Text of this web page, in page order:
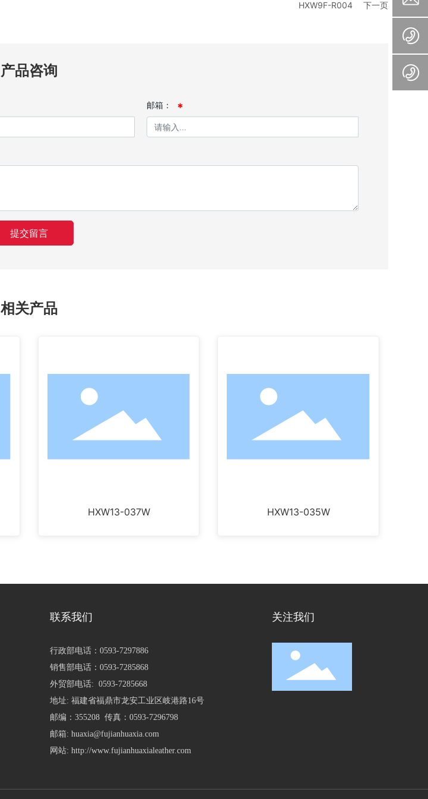
HXW9F-R004 下一页
产品咨询
邮箱：
提交留言
相关产品
HXW13-037W HXW13-035W
联系我们
行政部电话：0593-7297886
销售部电话：0593-7285868
外贸部电话:0593-7285668
地址: 福建省福鼎市龙安工业区岐港路16号
邮编：355208 传真：0593-7296798
邮箱:huaxia@fujianhuaxia.com
网站:http://www.fujianhuaxialeather.com
关注我们